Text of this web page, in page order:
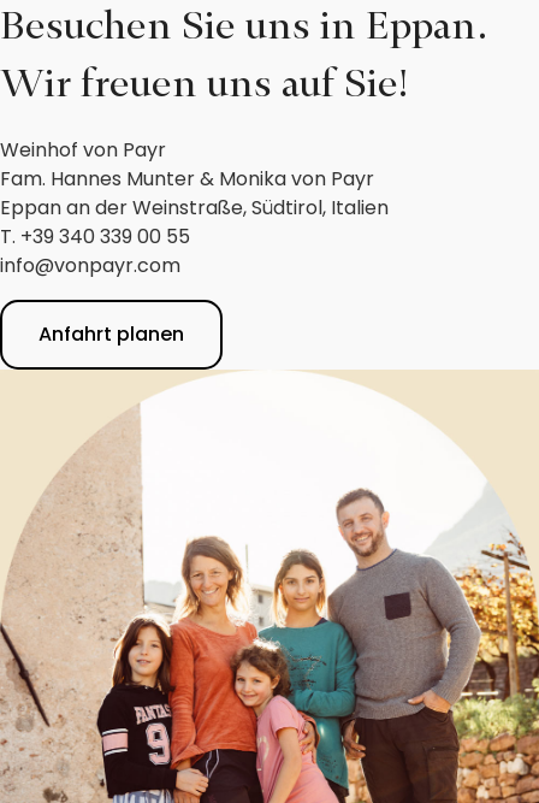
Besuchen Sie uns in Eppan.
Wir freuen uns auf Sie!
Weinhof von Payr
Fam. Hannes Munter & Monika von Payr
Eppan an der Weinstraße, Südtirol, Italien
T. +39 340 339 00 55
info@vonpayr.com
Anfahrt planen